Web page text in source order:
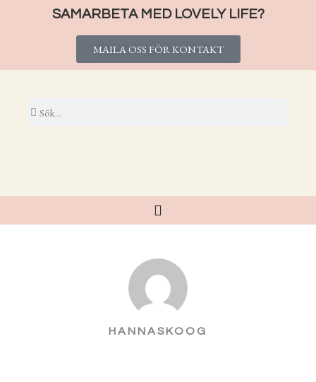
SAMARBETA MED LOVELY LIFE?
MAILA OSS FÖR KONTAKT
HANNASKOOG